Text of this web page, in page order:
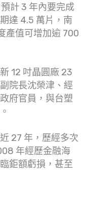
計 3 年內要完成
達 4.5 萬片，南
產值可增加逾 700
12 吋晶圓廠 23
院長沈榮津、經
府官員，與台塑
27 年，歷經多次
年經歷金融海
鉅額虧損，甚至